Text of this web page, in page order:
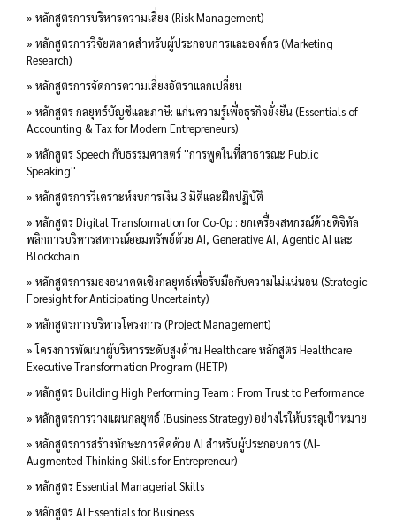
» หลักสูตรการบริหารความเสี่ยง (Risk Management)
» หลักสูตรการวิจัยตลาดสำหรับผู้ประกอบการและองค์กร (Marketing
Research)
» หลักสูตรการจัดการความเสี่ยงอัตราแลกเปลี่ยน
» หลักสูตร กลยุทธ์บัญชีและภาษี: แก่นความรู้เพื่อธุรกิจยั่งยืน (Essentials of
Accounting & Tax for Modern Entrepreneurs)
» หลักสูตร Speech กับธรรมศาสตร์ ''การพูดในที่สาธารณะ Public
Speaking''
» หลักสูตรการวิเคราะห์งบการเงิน 3 มิติและฝึกปฏิบัติ
» หลักสูตร Digital Transformation for Co-Op : ยกเครื่องสหกรณ์ด้วยดิจิทัล
พลิกการบริหารสหกรณ์ออมทรัพย์ด้วย AI, Generative AI, Agentic AI และ
Blockchain
» หลักสูตรการมองอนาคตเชิงกลยุทธ์เพื่อรับมือกับความไม่แน่นอน (Strategic
Foresight for Anticipating Uncertainty)
» หลักสูตรการบริหารโครงการ (Project Management)
» โครงการพัฒนาผู้บริหารระดับสูงด้าน Healthcare หลักสูตร Healthcare
Executive Transformation Program (HETP)
» หลักสูตร Building High Performing Team : From Trust to Performance
» หลักสูตรการวางแผนกลยุทธ์ (Business Strategy) อย่างไรให้บรรลุเป้าหมาย
» หลักสูตรการสร้างทักษะการคิดด้วย AI สำหรับผู้ประกอบการ (AI-
Augmented Thinking Skills for Entrepreneur)
» หลักสูตร Essential Managerial Skills
» หลักสูตร AI Essentials for Business